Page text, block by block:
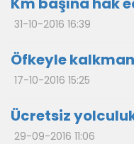
31-10-2016 16:39
Öfkeyle
17-10-2016 15:25
Ücretsiz
29-09-2016 11:06